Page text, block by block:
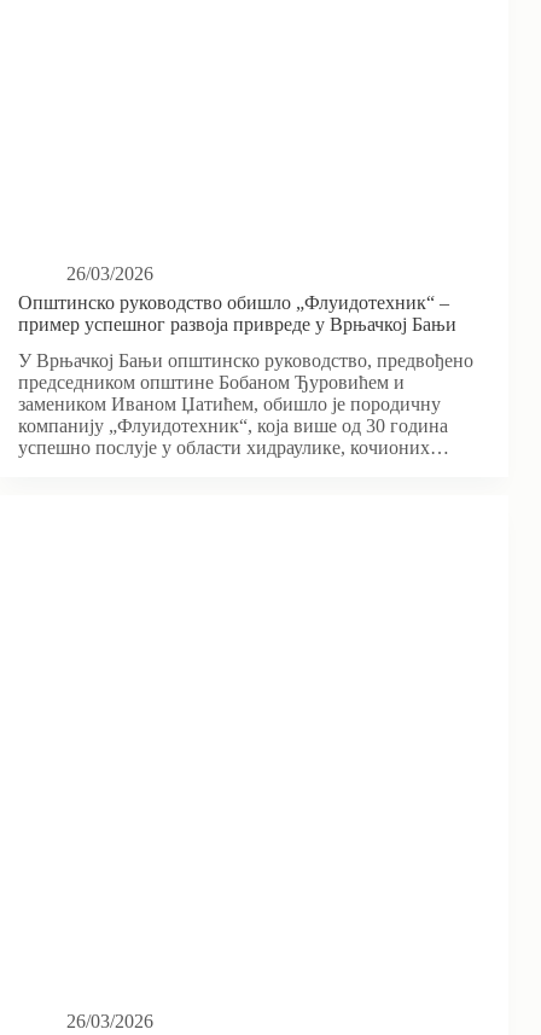
26/03/2026
Општинско руководство обишло „Флуидотехник“ –
пример успешног развоја привреде у Врњачкој Бањи
У Врњачкој Бањи општинско руководство, предвођено
председником општине Бобаном Ђуровићем и
замеником Иваном Џатићем, обишло је породичну
компанију „Флуидотехник“, која више од 30 година
успешно послује у области хидраулике, кочионих…
26/03/2026